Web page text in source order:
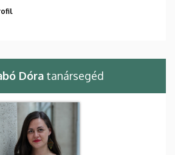
Dóra tanársegéd